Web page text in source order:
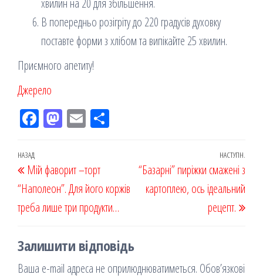
хвилин на 20 для збільшення.
В попередньо розігріту до 220 градусів духовку
поставте форми з хлібом та випікайте 25 хвилин.
Приємного апетиту!
Джерело
Fac
k
M
on
Em
я
Навігація
записів
Попередній
запис
НАЗАД
Мій фаворит –торт
“Наполеон”. Для його коржів
треба лише три продукти…
НАСТУПН.
“Базарні” пиріжки смажені з
картоплею, ось ідеальний
рецепт.
Залишити відповідь
Ваша e-mail адреса не оприлюднюватиметься. Обов’язкові